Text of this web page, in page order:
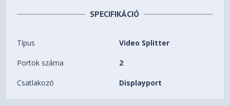
SPECIFIKÁCIÓ
Típus Video Splitter
Portok száma 2
Csatlakozó Displayport